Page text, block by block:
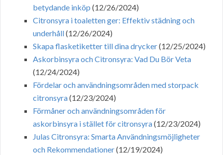
betydande inköp (12/26/2024)
Citronsyra i toaletten ger: Effektiv städning och
underhåll(12/26/2024)
Skapa flasketiketter till dina drycker(12/25/2024)
Askorbinsyra och Citronsyra: Vad Du Bör Veta
(12/24/2024)
Fördelar och användningsområden med storpack
citronsyra(12/23/2024)
Förmåner och användningsområden för
askorbinsyra i stället för citronsyra(12/23/2024)
Julas Citronsyra: Smarta Användningsmöjligheter
och Rekommendationer(12/19/2024)